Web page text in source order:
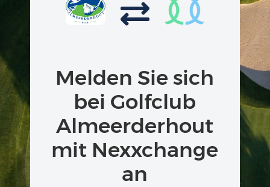
Melden Sie sich
bei Golfclub
Almeerderhout
mit Nexxchange
an